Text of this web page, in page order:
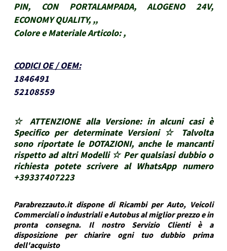
PIN, CON PORTALAMPADA, ALOGENO 24V,
ECONOMY QUALITY, ,,
Colore e Materiale Articolo: ,
CODICI OE / OEM:
1846491
52108559
☆ ATTENZIONE alla Versione: in alcuni casi è
Specifico per determinate Versioni ☆ Talvolta
sono riportate le DOTAZIONI, anche le mancanti
rispetto ad altri Modelli ☆ Per qualsiasi dubbio o
richiesta potete scrivere al WhatsApp numero
+39337407223
Parabrezzauto.it dispone di Ricambi per Auto, Veicoli
Commerciali o industriali e Autobus al miglior prezzo e in
pronta consegna. Il nostro Servizio Clienti è a
disposizione per chiarire ogni tuo dubbio prima
dell'acquisto